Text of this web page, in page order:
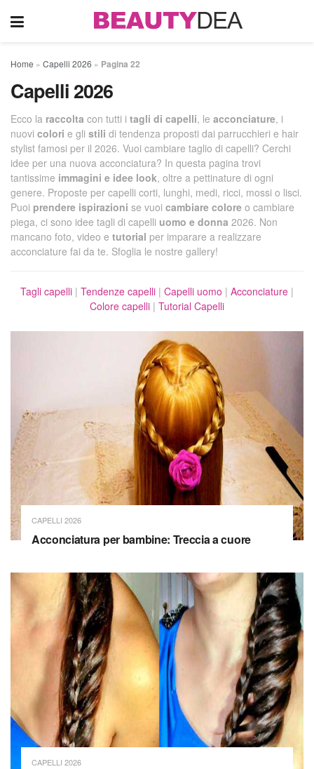
Home » Capelli 2026 » Pagina 22
Capelli 2026
Ecco la raccolta con tutti i tagli di capelli, le acconciature, i
nuovi colori e gli stili di tendenza proposti dai parrucchieri e hair
stylist famosi per il 2026. Vuoi cambiare taglio di capelli? Cerchi
idee per una nuova acconciatura? In questa pagina trovi
tantissime immagini e idee look, oltre a pettinature di ogni
genere. Proposte per capelli corti, lunghi, medi, ricci, mossi o lisci.
Puoi prendere ispirazioni se vuoi cambiare colore o cambiare
piega, ci sono idee tagli di capelli uomo e donna 2026. Non
mancano foto, video e tutorial per imparare a realizzare
acconciature fai da te. Sfoglia le nostre gallery!
Tagli capelli | Tendenze capelli | Capelli uomo | Acconciature |
Colore capelli | Tutorial Capelli
CAPELLI 2026
Acconciatura per bambine: Treccia a cuore
CAPELLI 2026